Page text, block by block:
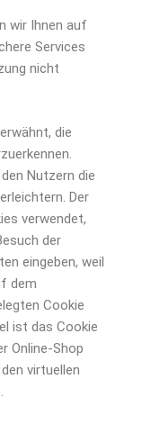
wir Ihnen auf
Services
nicht
die
Nutzern die
Der
verwendet,
der
eingeben, weil
dem
Cookie
ist das Cookie
Online-Shop
virtuellen